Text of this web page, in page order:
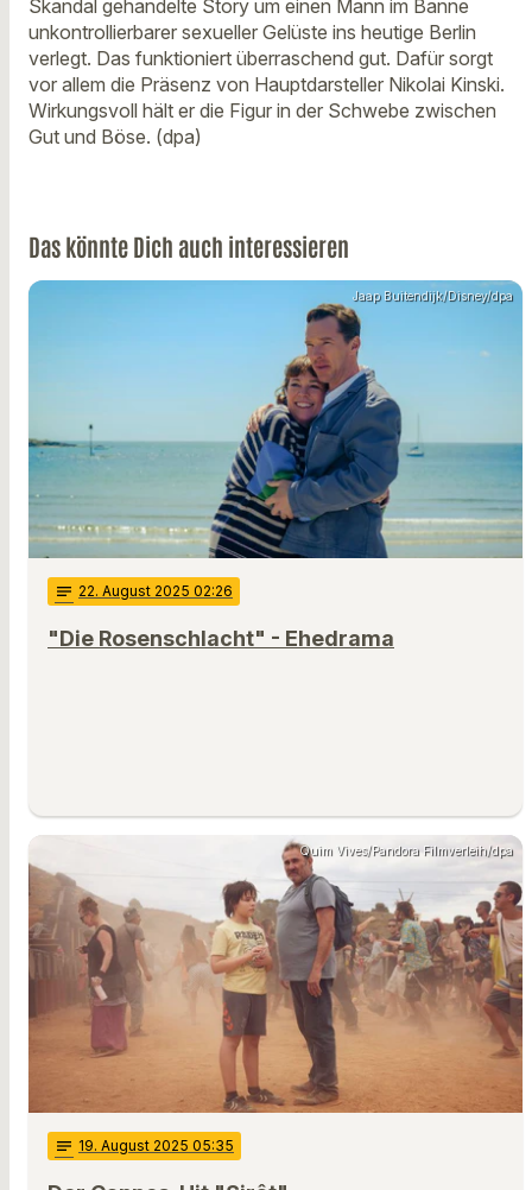
Skandal gehandelte Story um einen Mann im Banne
unkontrollierbarer sexueller Gelüste ins heutige Berlin
verlegt. Das funktioniert überraschend gut. Dafür sorgt
vor allem die Präsenz von Hauptdarsteller Nikolai Kinski.
Wirkungsvoll hält er die Figur in der Schwebe zwischen
Gut und Böse. (dpa)
Das könnte Dich auch interessieren
Jaap Buitendijk/Disney/dpa
notes 22. August 2025 02:26
"Die Rosenschlacht" - Ehedrama
Quim Vives/Pandora Filmverleih/dpa
notes 19. August 2025 05:35